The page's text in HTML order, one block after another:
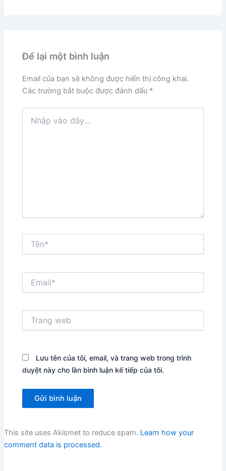
Để lại một bình luận
Email của bạn sẽ không được hiển thị công khai.
Các trường bắt buộc được đánh dấu *
vào
web
Lưu tên của tôi, email, và trang web trong trình
duyệt này cho lần bình luận kế tiếp của tôi.
This site uses Akismet to reduce spam. Learn how your
comment data is processed.